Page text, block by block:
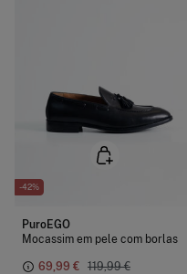
-42%
PuroEGO
Mocassim em pele com borlas
69,99 € 119,99 €